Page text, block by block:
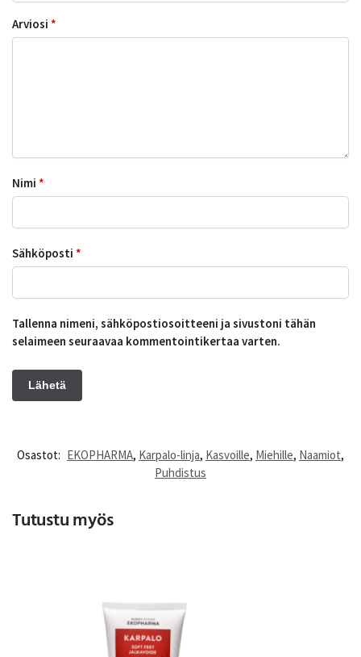
Arviosi *
Nimi *
Sähköposti *
Tallenna nimeni, sähköpostiosoitteeni ja sivustoni tähän
selaimeen seuraavaa kommentointikertaa varten.
Osastot: EKOPHARMA, Karpalo-linja, Kasvoille, Miehille, Naamiot,
Puhdistus
Tutustu myös